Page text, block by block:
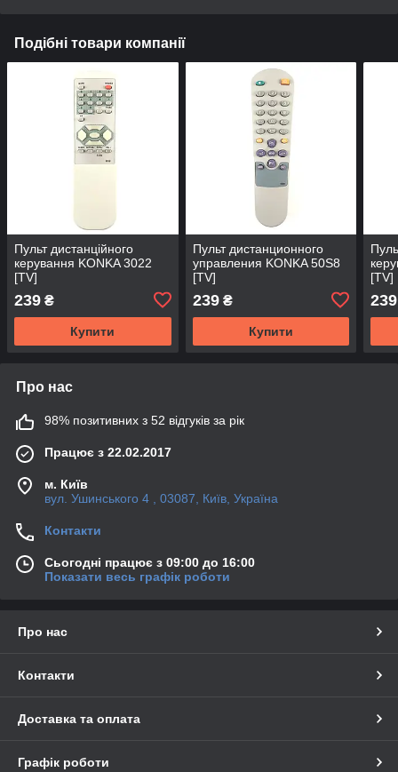
Подібні товари компанії
Пульт дистанційного
керування KONKA 3022
[TV]
239 ₴
Купити
Пульт дистанционного
управления KONKA 50S8
[TV]
239₴
Купити
[TV]
239
Про нас
98% позитивних з 52 відгуків за рік
Працює з 22.02.2017
м. Київ
вул. Ушинського 4 , 03087, Київ, Україна
Контакти
Сьогодні працює з 09:00 до 16:00
Показати весь графік роботи
Про нас
Контакти
Доставка та оплата
Графік роботи